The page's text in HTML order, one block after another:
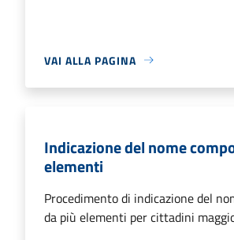
VAI ALLA PAGINA
Indicazione del nome
elementi
Procedimento di indicazione del
da più elementi per cittadini